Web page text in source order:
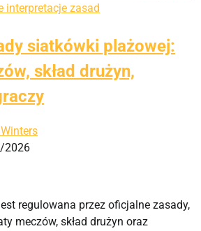
interpretacje zasad
siatkówki plażowej:
skład drużyn,
2026
regulowana przez oficjalne zasady,
meczów, skład drużyn oraz